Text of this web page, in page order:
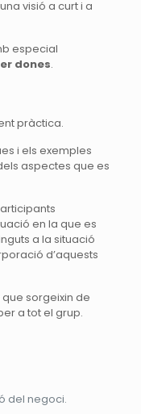
visió a curt i a
especial
dones.
pràctica.
i els exemples
aspectes que es
en la que es
a la situació
d’aquests
sorgeixin de
a tot el grup.
del negoci.